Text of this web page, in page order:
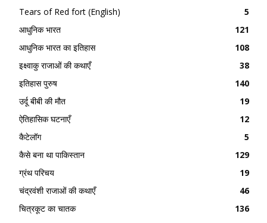
Tears of Red fort (English)
5
आधुनिक भारत
121
आधुनिक भारत का इतिहास
108
इक्ष्वाकु राजाओं की कथाएँ
38
इतिहास पुरुष
140
उर्दू बीबी की मौत
19
ऐतिहासिक घटनाएँ
12
कैटेलॉग
5
कैसे बना था पाकिस्तान
129
ग्रंथ परिचय
19
चंद्रवंशी राजाओं की कथाएँ
46
चित्रकूट का चातक
136